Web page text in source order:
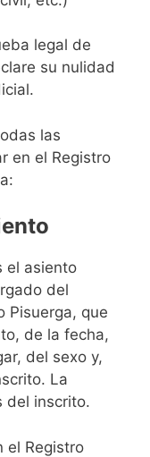
legal de
su nulidad
las
en el Registro
el asiento
del
Pisuerga, que
de la fecha,
del sexo y,
La
del inscrito.
el Registro